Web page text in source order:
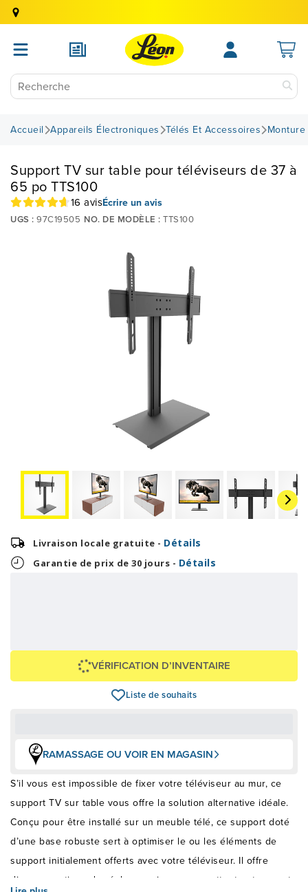
Accueil Appareils Électroniques Télés Et Accessoires
Support TV sur table pour téléviseurs de 37 à
65 po TTS100
16 avisÉcrire un avis
UGS : 97C19505 NO. DE MODÈLE : TTS100
Livraison locale gratuite - Détails
Garantie de prix de 30 jours - Détails
VÉRIFICATION D’INVENTAIRE
Liste de souhaits
RAMASSAGE OU VOIR EN MAGASIN
S’il vous est impossible de fixer votre téléviseur au mur, ce
support TV sur table vous offre la solution alternative idéale.
Conçu pour être installé sur un meuble télé, ce support doté
d’une base robuste sert à optimiser le ou les éléments de
support initialement offerts avec votre téléviseur. Il offre
diverses options de réglage, qui vous permettent notamment